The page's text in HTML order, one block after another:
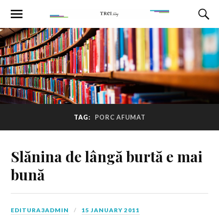
TAG: PORC AFUMAT
Slănina de lângă burtă e mai
bună
EDITURA3ADMIN 15 JANUARY 2011